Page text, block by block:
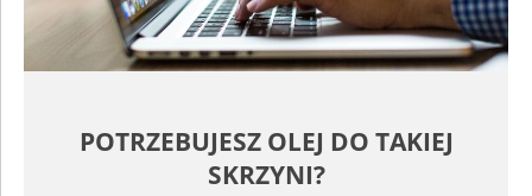
POTRZEBUJESZ OLEJ DO TAKIEJ
SKRZYNI?